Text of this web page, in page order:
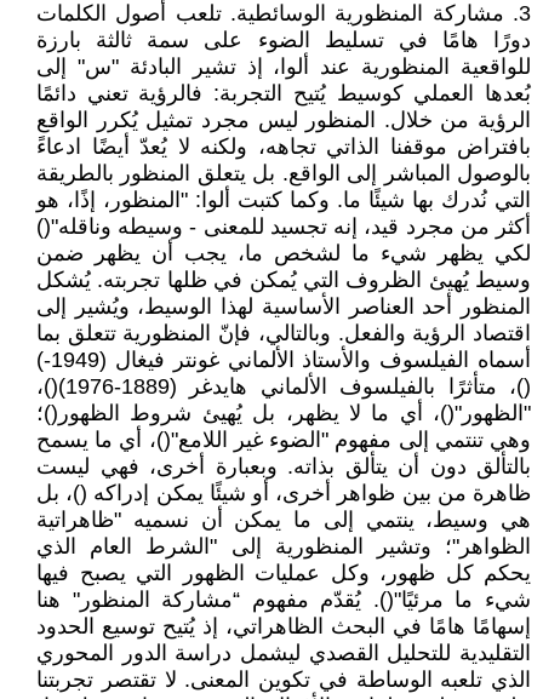
3. مشاركة المنظورية الوسائطية. تلعب أصول الكلمات
دورًا هامًا في تسليط الضوء على سمة ثالثة بارزة
للواقعية المنظورية عند ألوا، إذ تشير البادئة "س" إلى
بُعدها العملي كوسيط يُتيح التجربة: فالرؤية تعني دائمًا
الرؤية من خلال. المنظور ليس مجرد تمثيل يُكرر الواقع
بافتراض موقفنا الذاتي تجاهه، ولكنه لا يُعدّ أيضًا ادعاءً
بالوصول المباشر إلى الواقع. بل يتعلق المنظور بالطريقة
التي نُدرك بها شيئًا ما. وكما كتبت ألوا: "المنظور، إذًا، هو
أكثر من مجرد قيد، إنه تجسيد للمعنى - وسيطه وناقله"()
لكي يظهر شيء ما لشخص ما، يجب أن يظهر ضمن
وسيط يُهيئ الظروف التي يُمكن في ظلها تجربته. يُشكل
المنظور أحد العناصر الأساسية لهذا الوسيط، ويُشير إلى
اقتصاد الرؤية والفعل. وبالتالي، فإنّ المنظورية تتعلق بما
أسماه الفيلسوف والأستاذ الألماني غونتر فيغال (1949-)
()، متأثرًا بالفيلسوف الألماني هايدغر (1889-1976)()،
"الظهور"()، أي ما لا يظهر، بل يُهيئ شروط الظهور()؛
وهي تنتمي إلى مفهوم "الضوء غير اللامع"()، أي ما يسمح
بالتألق دون أن يتألق بذاته. وبعبارة أخرى، فهي ليست
ظاهرة من بين ظواهر أخرى، أو شيئًا يمكن إدراكه ()، بل
هي وسيط، ينتمي إلى ما يمكن أن نسميه "ظاهراتية
الظواهر"؛ وتشير المنظورية إلى "الشرط العام الذي
يحكم كل ظهور، وكل عمليات الظهور التي يصبح فيها
شيء ما مرئيًا"(). يُقدّم مفهوم “مشاركة المنظور" هنا
إسهامًا هامًا في البحث الظاهراتي، إذ يُتيح توسيع الحدود
التقليدية للتحليل القصدي ليشمل دراسة الدور المحوري
الذي تلعبه الوساطة في تكوين المعنى. لا تقتصر تجربتنا